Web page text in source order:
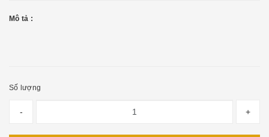
Mô tả :
Số lượng
- +